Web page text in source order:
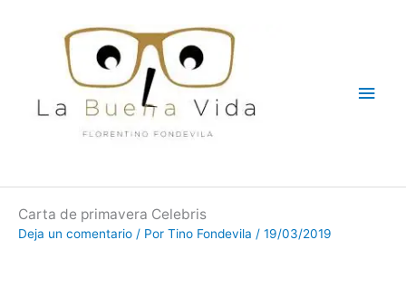
Carta de primavera Celebris
Deja un comentario / Por Tino Fondevila / 19/03/2019